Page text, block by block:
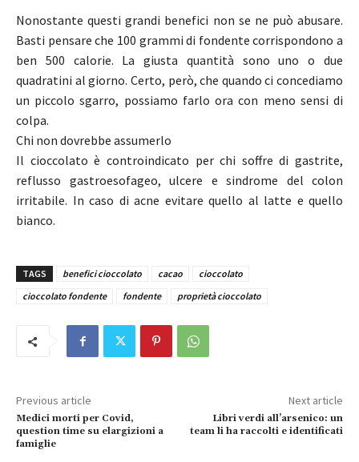
Nonostante questi grandi benefici non se ne può abusare.
Basti pensare che 100 grammi di fondente corrispondono a
ben 500 calorie. La giusta quantità sono uno o due
quadratini al giorno. Certo, però, che quando ci concediamo
un piccolo sgarro, possiamo farlo ora con meno sensi di
colpa.
Chi non dovrebbe assumerlo
Il cioccolato è controindicato per chi soffre di gastrite,
reflusso gastroesofageo, ulcere e sindrome del colon
irritabile. In caso di acne evitare quello al latte e quello
bianco.
TAGS benefici cioccolato cacao
cioccolato
cioccolato fondente
fondente proprietà cioccolato
Previous article
Medici morti per Covid,
question time su elargizioni a
famiglie
Next article
Libri verdi all’arsenico: un
team li ha raccolti e identificati